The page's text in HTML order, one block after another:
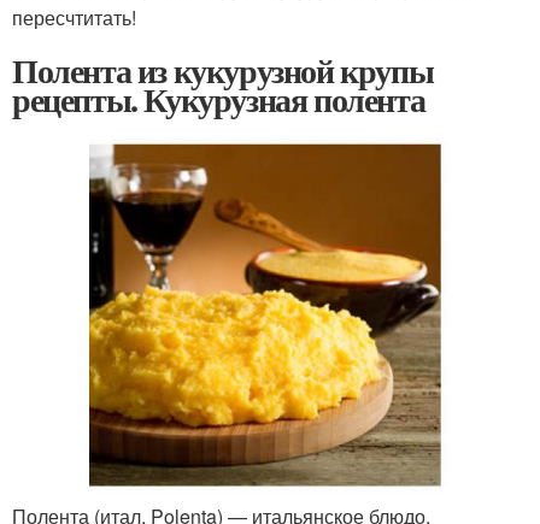
пересчтитать!
Полента из кукурузной крупы
рецепты. Кукурузная полента
Полента (итал. Polenta) — итальянское блюдо,